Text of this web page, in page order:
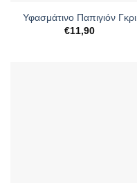
Υφασμάτινο Παπιγιόν Γκρι
€11,90